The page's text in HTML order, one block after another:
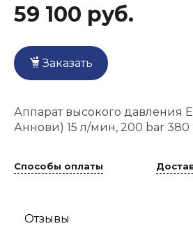
59 100 руб.
Заказать
Аппарат высокого давления
Аннови) 15 л/мин, 200 bar 380
Способы оплаты
Отзывы